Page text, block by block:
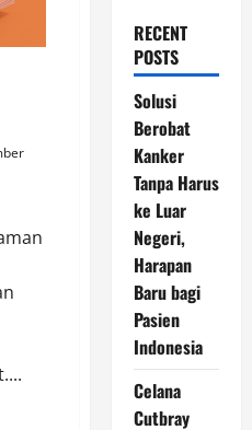
RECENT
POSTS
Solusi
Berobat
Kanker
Tanpa Harus
ke Luar
Negeri,
Harapan
Baru bagi
Pasien
Indonesia
Celana
Cutbray